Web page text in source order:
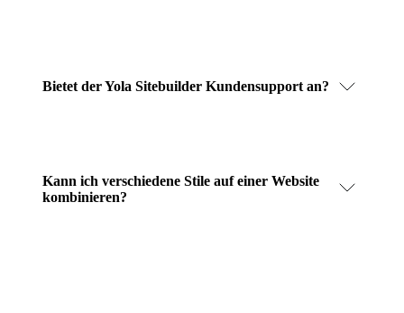
Bietet der Yola Sitebuilder Kundensupport an?
Kann ich verschiedene Stile auf einer Website
kombinieren?